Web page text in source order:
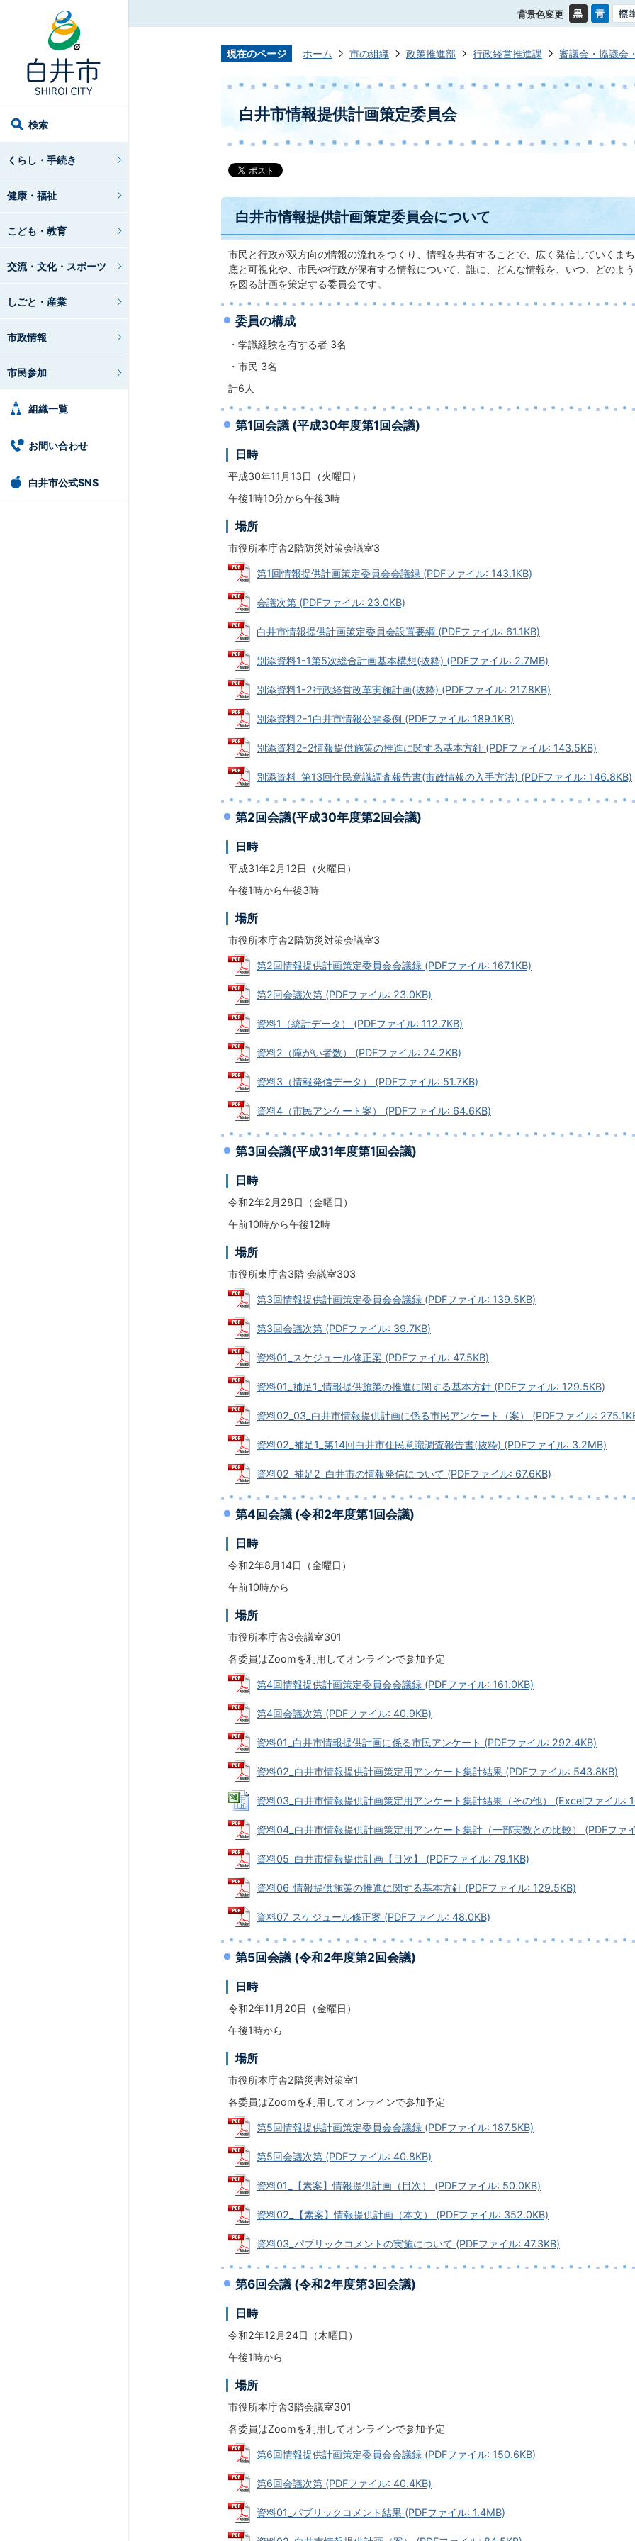
検索
くらし・手続き
健康・福祉
こども・教育
交流・文化・スポーツ
しごと・産業
市政情報
市民参加
組織一覧
お問い合わせ
白井市公式SNS
背景色変更
現在のページ ホーム 市の組織 政策推進部 行政経営推進課 審議会・協議会
白井市情報提供計画策定委員会
白井市情報提供計画策定委員会について
市民と行政が双方向の情報の流れをつくり、情報を共有することで、広く発信していくま
底と可視化や、市民や行政が保有する情報について、誰に、どんな情報を、いつ、どのよ
を図る計画を策定する委員会です。
委員の構成
・学識経験を有する者 3名
・市民 3名
計6人
第1回会議 (平成30年度第1回会議)
日時
平成30年11月13日（火曜日）
午後1時10分から午後3時
場所
市役所本庁舎2階防災対策会議室3
第1回情報提供計画策定委員会会議録 (PDFファイル: 143.1KB)
会議次第 (PDFファイル: 23.0KB)
白井市情報提供計画策定委員会設置要綱 (PDFファイル: 61.1KB)
別添資料1-1第5次総合計画基本構想(抜粋) (PDFファイル: 2.7MB)
別添資料1-2行政経営改革実施計画(抜粋) (PDFファイル: 217.8KB)
別添資料2-1白井市情報公開条例 (PDFファイル: 189.1KB)
別添資料2-2情報提供施策の推進に関する基本方針 (PDFファイル: 143.5KB)
別添資料_第13回住民意識調査報告書(市政情報の入手方法) (PDFファイル: 146.8KB)
第2回会議(平成30年度第2回会議)
日時
平成31年2月12日（火曜日）
午後1時から午後3時
場所
市役所本庁舎2階防災対策会議室3
第2回情報提供計画策定委員会会議録 (PDFファイル: 167.1KB)
第2回会議次第 (PDFファイル: 23.0KB)
資料1（統計データ） (PDFファイル: 112.7KB)
資料2（障がい者数） (PDFファイル: 24.2KB)
資料3（情報発信データ） (PDFファイル: 51.7KB)
資料4（市民アンケート案） (PDFファイル: 64.6KB)
第3回会議(平成31年度第1回会議)
日時
令和2年2月28日（金曜日）
午前10時から午後12時
場所
市役所東庁舎3階 会議室303
第3回情報提供計画策定委員会会議録 (PDFファイル: 139.5KB)
第3回会議次第 (PDFファイル: 39.7KB)
資料01_スケジュール修正案 (PDFファイル: 47.5KB)
資料01_補足1_情報提供施策の推進に関する基本方針 (PDFファイル: 129.5KB)
資料02_03_白井市情報提供計画に係る市民アンケート（案） (PDFファイル:
資料02_補足1_第14回白井市住民意識調査報告書(抜粋) (PDFファイル: 3.2MB)
資料02_補足2_白井市の情報発信について (PDFファイル: 67.6KB)
第4回会議 (令和2年度第1回会議)
日時
令和2年8月14日（金曜日）
午前10時から
場所
市役所本庁舎3会議室301
各委員はZoomを利用してオンラインで参加予定
第4回情報提供計画策定委員会会議録 (PDFファイル: 161.0KB)
第4回会議次第 (PDFファイル: 40.9KB)
資料01_白井市情報提供計画に係る市民アンケート (PDFファイル: 292.4KB)
資料02_白井市情報提供計画策定用アンケート集計結果 (PDFファイル: 543.8KB)
資料03_白井市情報提供計画策定用アンケート集計結果（その他） (Excelファイル:
資料04_白井市情報提供計画策定用アンケート集計（一部実数との比較） (PDFファ
資料05_白井市情報提供計画【目次】 (PDFファイル: 79.1KB)
資料06_情報提供施策の推進に関する基本方針 (PDFファイル: 129.5KB)
資料07_スケジュール修正案 (PDFファイル: 48.0KB)
第5回会議 (令和2年度第2回会議)
日時
令和2年11月20日（金曜日）
午後1時から
場所
市役所本庁舎2階災害対策室1
各委員はZoomを利用してオンラインで参加予定
第5回情報提供計画策定委員会会議録 (PDFファイル: 187.5KB)
第5回会議次第 (PDFファイル: 40.8KB)
資料01_【素案】情報提供計画（目次） (PDFファイル: 50.0KB)
資料02_【素案】情報提供計画（本文） (PDFファイル: 352.0KB)
資料03_パブリックコメントの実施について (PDFファイル: 47.3KB)
第6回会議 (令和2年度第3回会議)
日時
令和2年12月24日（木曜日）
午後1時から
場所
市役所本庁舎3階会議室301
各委員はZoomを利用してオンラインで参加予定
第6回情報提供計画策定委員会会議録 (PDFファイル: 150.6KB)
第6回会議次第 (PDFファイル: 40.4KB)
資料01_パブリックコメント結果 (PDFファイル: 1.4MB)